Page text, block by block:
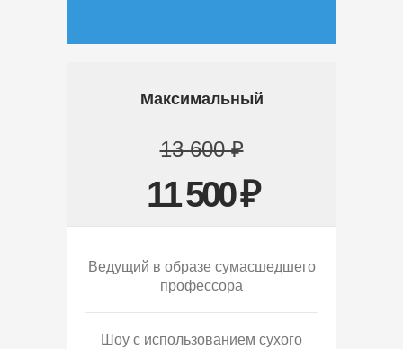
Максимальный
13 600 ₽
11 500 ₽
Ведущий в образе сумасшедшего
профессора
Шоу с использованием сухого